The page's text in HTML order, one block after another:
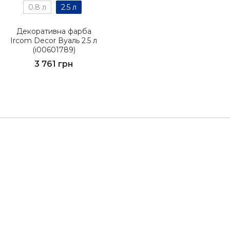
0.8 л 2.5 л
Декоративна фарба
Ircom Decor Вуаль 2.5 л
(i00601789)
3 761 грн